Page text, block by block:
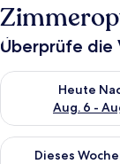
Überprüfe die
Heute
Aug. 6 -
Überprüfe die
Dieses
Überprüfe die